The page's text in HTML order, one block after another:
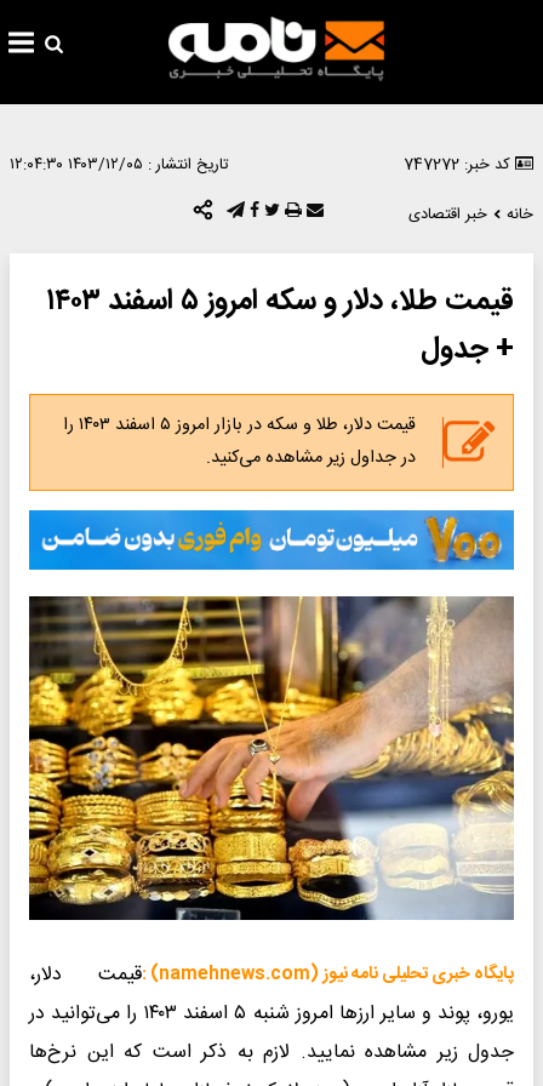
تاریخ انتشار :
قیمت طلا، دلار و سکه امروز ۵ اسفند ۱۴۰۳
قیمت دلار، طلا و سکه در بازار امروز ۵ اسفند ۱۴۰۳ را
می‌کنید.
قیمت دلار،
یورو، پوند و سایر ارز‌ها امروز شنبه ۵ اسفند ۱۴۰۳ را می‌توانید در
لازم به ذکر است که این نرخ‌ها